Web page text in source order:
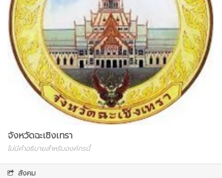
จังหวัดฉะเชิงเทรา
ไม่มีคำอธิบายสำหรับองค์กรนี้
สังคม